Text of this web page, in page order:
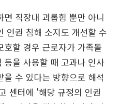
직장내 괴롭힘 뿐만 아니
인권 침해 소지도 개선할 수
호할 경우 근로자가 가족돌
등을 사용할 때 고과나 인사
수 있다는 방향으로 해석
센터에 '해당 규정의 인권